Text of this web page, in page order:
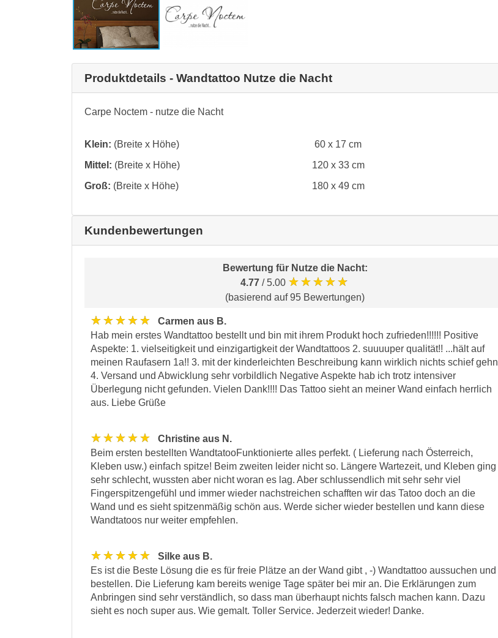
Produktdetails - Wandtattoo Nutze die Nacht
Carpe Noctem - nutze die Nacht
Klein: (Breite x Höhe)
60 x 17 cm
Mittel: (Breite x Höhe)
120 x 33 cm
Groß: (Breite x Höhe) 180 x 49 cm
Kundenbewertungen
Bewertung für Nutze die Nacht:
4.77 / 5.00 ★★★★★
(basierend auf 95 Bewertungen)
★★★★★
Carmen aus B.
Hab mein erstes Wandtattoo bestellt und bin mit ihrem Produkt hoch zufrieden!!!!!! Positive
Aspekte: 1. vielseitigkeit und einzigartigkeit der Wandtattoos 2. suuuuper qualität!! ...hält auf
meinen Raufasern 1a!! 3. mit der kinderleichten Beschreibung kann wirklich nichts schief gehn
4. Versand und Abwicklung sehr vorbildlich Negative Aspekte hab ich trotz intensiver
Überlegung nicht gefunden. Vielen Dank!!!! Das Tattoo sieht an meiner Wand einfach herrlich
aus. Liebe Grüße
★★★★★
Christine aus N.
Beim ersten bestellten WandtatooFunktionierte alles perfekt. ( Lieferung nach Österreich,
Kleben usw.) einfach spitze! Beim zweiten leider nicht so. Längere Wartezeit, und Kleben ging
sehr schlecht, wussten aber nicht woran es lag. Aber schlussendlich mit sehr sehr viel
Fingerspitzengefühl und immer wieder nachstreichen schafften wir das Tatoo doch an die
Wand und es sieht spitzenmäßig schön aus. Werde sicher wieder bestellen und kann diese
Wandtatoos nur weiter empfehlen.
★★★★★
Silke aus B.
Es ist die Beste Lösung die es für freie Plätze an der Wand gibt , -) Wandtattoo aussuchen und
bestellen. Die Lieferung kam bereits wenige Tage später bei mir an. Die Erklärungen zum
Anbringen sind sehr verständlich, so dass man überhaupt nichts falsch machen kann. Dazu
sieht es noch super aus. Wie gemalt. Toller Service. Jederzeit wieder! Danke.